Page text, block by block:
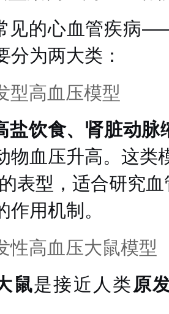
见的心血管疾病
分为两大类：
型高血压模型
盐饮食、肾脏动脉
物血压升高。这类
表型，适合研究
作用机制。
性高血压大鼠模型
鼠是接近人类 原